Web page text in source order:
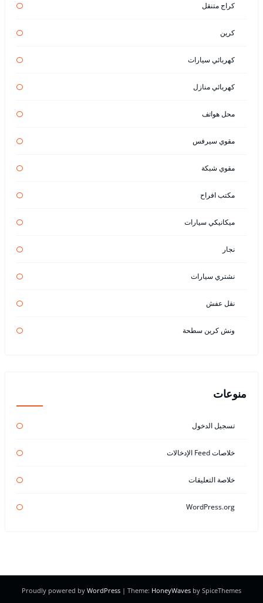
كراج متنقل
كرين
كهربائي سيارات
كهربائي منازل
محل هواتف
مقوي سيرفس
مقوي شبكة
مكتب افراح
ميكانيكي سيارات
نجار
نشتري سيارات
نقل عفش
ونش كرين سطحة
منوعات
تسجيل الدخول
خلاصات Feed الإدخالات
خلاصة التعليقات
WordPress.org
Proudly powered by WordPress | Theme: HoneyWaves by SpiceThemes